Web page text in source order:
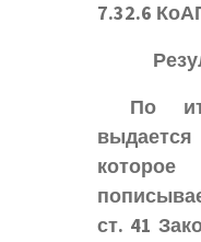
7.32.6
По
ст. 41